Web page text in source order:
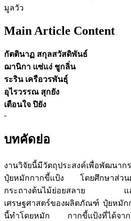
มูลวัว
Main Article Content
กัตตินาฏ สกุลสวัสดิพันธ์
ฌานิกา แซ่แง่ ชูกลิ่น
ระริน เครือวรพันธุ์
อุไรวรรณ สุกยัง
เตือนใจ ปิยัง
-
บทคัดย่อ
งานวิจัยนี้มีวัตถุประสงค์เพื่อพัฒนาก
ปุ๋ยหมักกากขี้แป้ง โดยศึกษาส่วนผ
กระถางต้นไม้ย่อยสลาย และ
เศรษฐศาสตร์ของผลิตภัณฑ์ ปุ๋ยหมัก
นี้ทำโดยหมัก กากขี้แป้งที่ได้จากโ